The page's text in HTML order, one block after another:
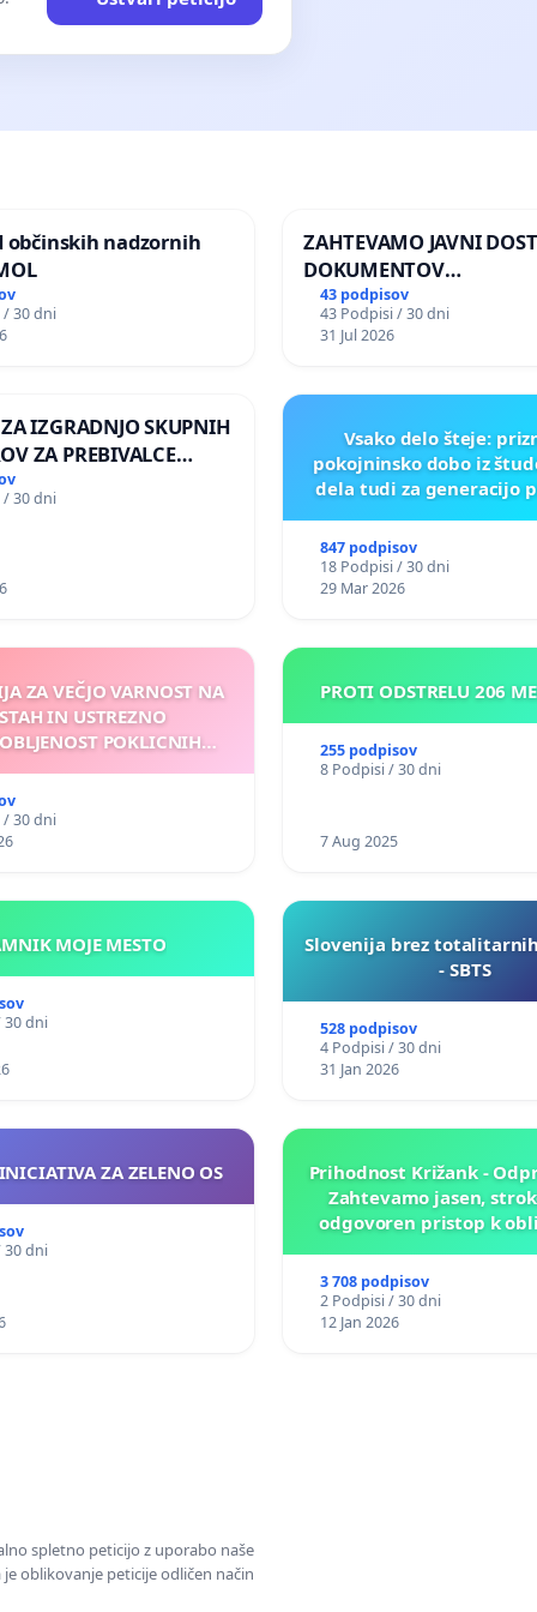
občinskih nadzornih
/ 30 dni
ZAHTEVAMO JAVNI
DOKUMENTOV
PARLAMENTARNIH
PREISKOVALNIH
ILEGALNI TRGOVINI Z
43 podpisov
43 Podpisi / 30 dni
31 Jul 2026
IZGRADNJO SKUPNIH
ZA PREBIVALCE
/ 30 dni
Vsako delo šteje:
pokojninsko dobo iz
dela tudi za generacijo
847 podpisov
18 Podpisi / 30 dni
29 Mar 2026
ZA VEČJO VARNOST NA
IN USTREZNO
POKLICNIH
/ 30 dni
PROTI ODSTRELU 206
255 podpisov
8 Podpisi / 30 dni
7 Aug 2025
KAMNIK MOJE MESTO
30 dni
Slovenija brez
- SBTS
528 podpisov
4 Podpisi / 30 dni
31 Jan 2026
ZA ZELENO OS
30 dni
Prihodnost Križank -
Zahtevamo jasen,
odgovoren pristop k
3 708 podpisov
2 Podpisi / 30 dni
12 Jan 2026
spletno peticijo z uporabo naše
oblikovanje peticije odličen način